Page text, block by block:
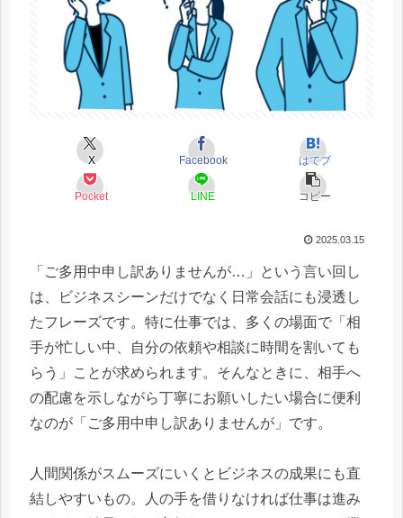
X Facebook はてブ
Pocket LINE コピー
2025.03.15
「ご多用中申し訳ありませんが…」という言い回し
は、ビジネスシーンだけでなく日常会話にも浸透し
たフレーズです。特に仕事では、多くの場面で「相
手が忙しい中、自分の依頼や相談に時間を割いても
らう」ことが求められます。そんなときに、相手へ
の配慮を示しながら丁寧にお願いしたい場合に便利
なのが「ご多用中申し訳ありませんが」です。
人間関係がスムーズにいくとビジネスの成果にも直
結しやすいもの。人の手を借りなければ仕事は進み